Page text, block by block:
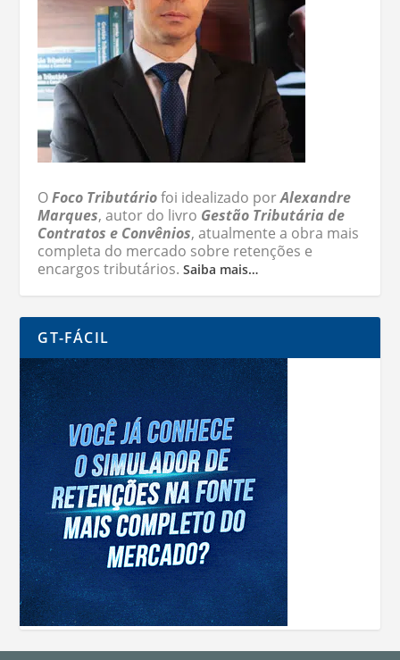
OFoco Tributáriofoi idealizado porAlexandre
Marques, autor do livro Gestão Tributária de
Contratos e Convênios, atualmente a obra mais
completa do mercado sobre retenções e
encargos tributários.Saiba mais…
GT-FÁCIL